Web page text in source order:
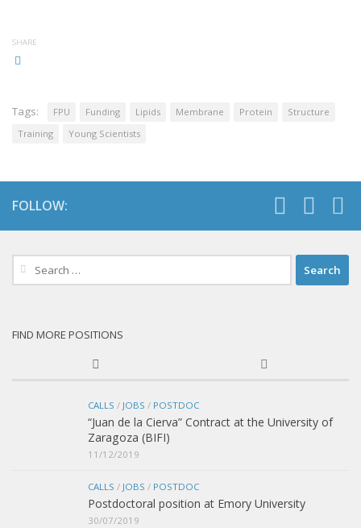
SHARE
Tags: FPU Funding Lipids Membrane Protein
Structure
Training
Young Scientists
FOLLOW:
Search
for:
FIND MORE POSITIONS
CALLS / JOBS / POSTDOC
“Juan de la Cierva” Contract at the University of
Zaragoza (BIFI)
11/12/2019
CALLS / JOBS / POSTDOC
Postdoctoral position at Emory University
30/07/2019